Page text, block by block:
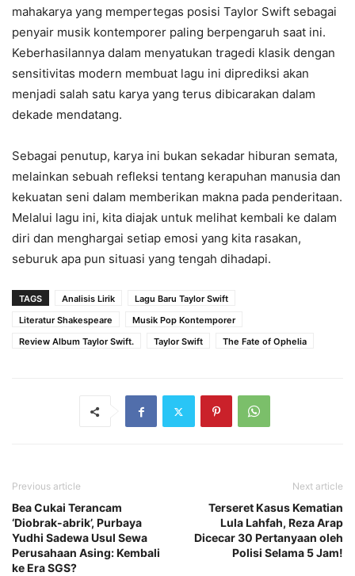
mahakarya yang mempertegas posisi Taylor Swift sebagai
penyair musik kontemporer paling berpengaruh saat ini.
Keberhasilannya dalam menyatukan tragedi klasik dengan
sensitivitas modern membuat lagu ini diprediksi akan
menjadi salah satu karya yang terus dibicarakan dalam
dekade mendatang.
Sebagai penutup, karya ini bukan sekadar hiburan semata,
melainkan sebuah refleksi tentang kerapuhan manusia dan
kekuatan seni dalam memberikan makna pada penderitaan.
Melalui lagu ini, kita diajak untuk melihat kembali ke dalam
diri dan menghargai setiap emosi yang kita rasakan,
seburuk apa pun situasi yang tengah dihadapi.
TAGS Analisis Lirik
Lagu Baru Taylor Swift
Literatur Shakespeare
Musik Pop Kontemporer
Review Album Taylor Swift.
Taylor Swift The Fate of Ophelia
Previous article
Bea Cukai Terancam
‘Diobrak-abrik’, Purbaya
Yudhi Sadewa Usul Sewa
Perusahaan Asing: Kembali
ke Era SGS?
Next article
Terseret Kasus Kematian
Lula Lahfah, Reza Arap
Dicecar 30 Pertanyaan oleh
Polisi Selama 5 Jam!